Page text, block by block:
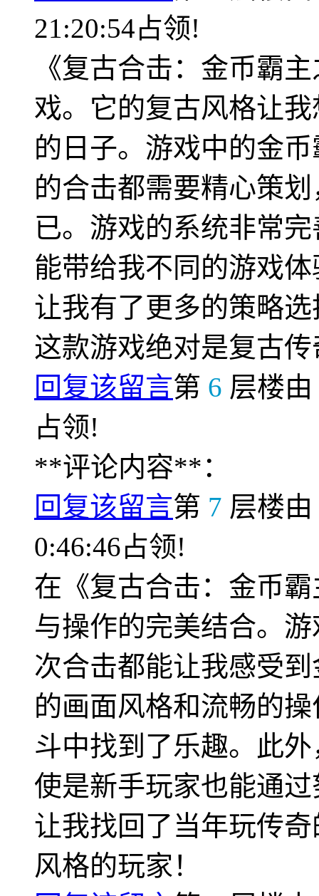
21:20:54占领!
《复古合击：金币霸
戏。它的复古风格让
的日子。游戏中的金
的合击都需要精心策
已。游戏的系统非常
能带给我不同的游戏
让我有了更多的策略
这款游戏绝对是复古
回复该留言第 6 层楼由
占领!
**评论内容**：
回复该留言第 7 层楼由
0:46:46占领!
在《复古合击：金币
与操作的完美结合。
次合击都能让我感受
的画面风格和流畅的
斗中找到了乐趣。此
使是新手玩家也能通
让我找回了当年玩传
风格的玩家！